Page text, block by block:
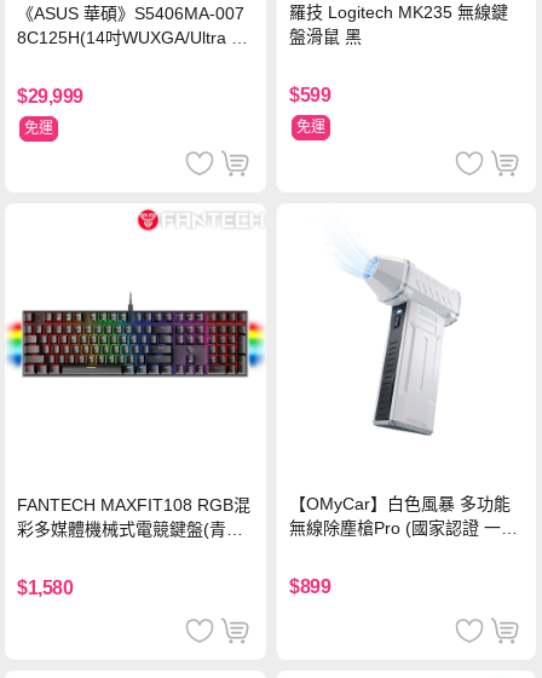
《ASUS 華碩》S5406MA-007
8C125H(14吋WUXGA/Ultra 5
n11/二年保)
$29,999
免運
羅技 Logitech MK235 無線鍵
盤滑鼠 黑
$599
免運
FANTECH MAXFIT108 RGB混
彩多媒體機械式電競鍵盤(青軸)
$1,580
【OMyCar】白色風暴 多功能
無線除塵槍Pro (國家認證 一年
手持強力風槍 暴力吹風
$899